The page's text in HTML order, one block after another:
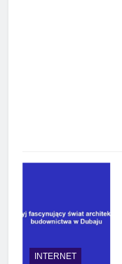
INTERNET